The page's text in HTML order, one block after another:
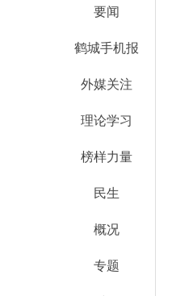
要闻
鹤城手机报
外媒关注
理论学习
榜样力量
民生
概况
专题